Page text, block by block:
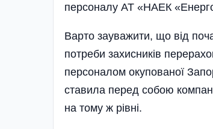
персоналу АТ «НАЕК
Варто зауважити, що від
потреби захисників
персоналом окупованої
ставила перед собою
на тому ж рівні.